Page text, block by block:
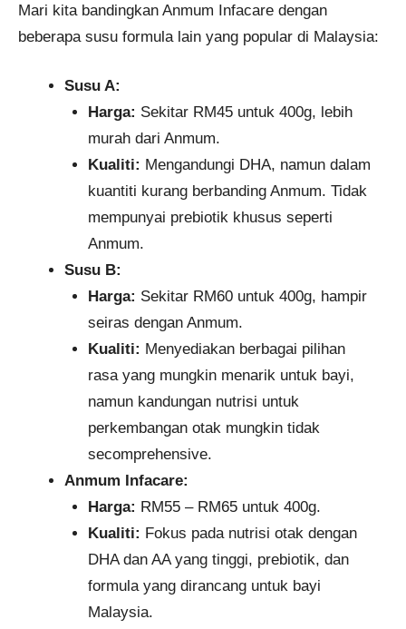
Mari kita bandingkan Anmum Infacare dengan
beberapa susu formula lain yang popular di Malaysia:
Susu A:
Harga: Sekitar RM45 untuk 400g, lebih
murah dari Anmum.
Kualiti: Mengandungi DHA, namun dalam
kuantiti kurang berbanding Anmum. Tidak
mempunyai prebiotik khusus seperti
Anmum.
Susu B:
Harga: Sekitar RM60 untuk 400g, hampir
seiras dengan Anmum.
Kualiti: Menyediakan berbagai pilihan
rasa yang mungkin menarik untuk bayi,
namun kandungan nutrisi untuk
perkembangan otak mungkin tidak
secomprehensive.
Anmum Infacare:
Harga: RM55 – RM65 untuk 400g.
Kualiti: Fokus pada nutrisi otak dengan
DHA dan AA yang tinggi, prebiotik, dan
formula yang dirancang untuk bayi
Malaysia.